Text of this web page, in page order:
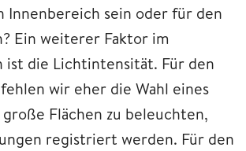
Innenbereich sein oder für den
Ein weiterer Faktor im
ist die Lichtintensität. Für den
wir eher die Wahl eines
Flächen zu beleuchten,
registriert werden. Für den